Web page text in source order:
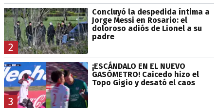
2
Concluyó la despedida íntima a
Jorge Messi en Rosario: el
doloroso adiós de Lionel a su
padre
3
¡ESCÁNDALO EN EL NUEVO
GASÓMETRO! Caicedo hizo el
Topo Gigio y desató el caos